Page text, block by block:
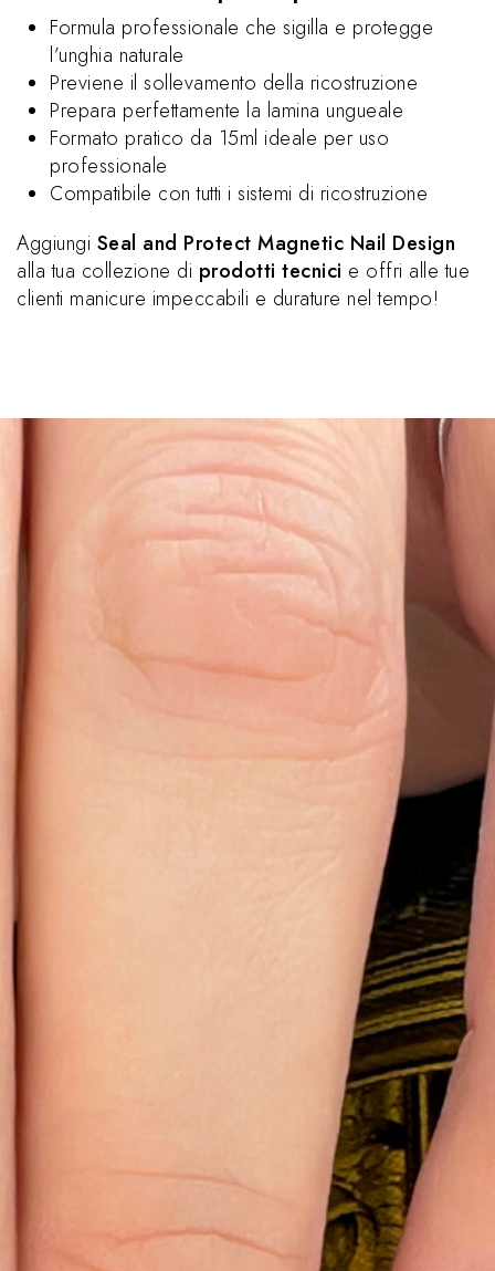
Formula professionale che sigilla e protegge
l’unghia naturale
Previene il sollevamento della ricostruzione
Prepara perfettamente la lamina ungueale
Formato pratico da 15ml ideale per uso
professionale
Compatibile con tutti i sistemi di ricostruzione
Aggiungi Seal and Protect Magnetic Nail Design
alla tua collezione di prodotti tecnici e offri alle tue
clienti manicure impeccabili e durature nel tempo!